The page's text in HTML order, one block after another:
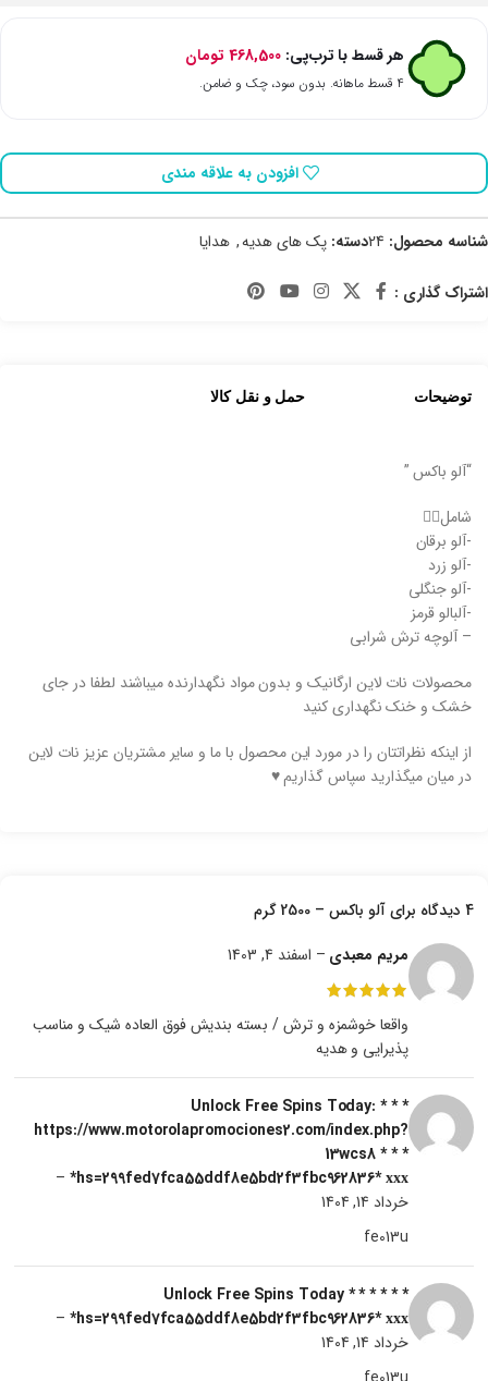
هر قسط با ترب‌پی:468,500 تومان
۴ قسط ماهانه. بدون سود، چک و ضامن.
افزودن به علاقه مندی
شناسه محصول: 24دسته: پک های هدیه, هدایا
اشتراک گذاری :
توضیحات حمل و نقل کالا
“آلو باکس ”
شامل👇🏻
-آلو برقان
-آلو زرد
-آلو جنگلی
-آلبالو قرمز
– آلوچه ترش شرابی
محصولات نات لاین ارگانیک و بدون مواد نگهدارنده میباشند لطفا در جای
خشک و خنک نگهداری کنید
از اینکه نظراتتان را در مورد این محصول با ما و سایر مشتریان عزیز نات لاین
در میان میگذارید سپاس گذاریم ♥️
4 دیدگاه برای
آلو باکس – 2500 گرم
مریم معبدی – اسفند 4, 1403
واقعا خوشمزه و ترش / بسته بندیش فوق العاده شیک و مناسب
پذیرایی و هدیه
* * * Unlock Free Spins Today:
https://www.motorolapromociones2.com/index.php?
13wcs8 * * *
hs=299fed7fca55ddf8e5bd2f3fbc962836* ххх*
–
خرداد 14, 1404
fe013u
* * * Unlock Free Spins Today * * *
hs=299fed7fca55ddf8e5bd2f3fbc962836* ххх*
–
خرداد 14, 1404